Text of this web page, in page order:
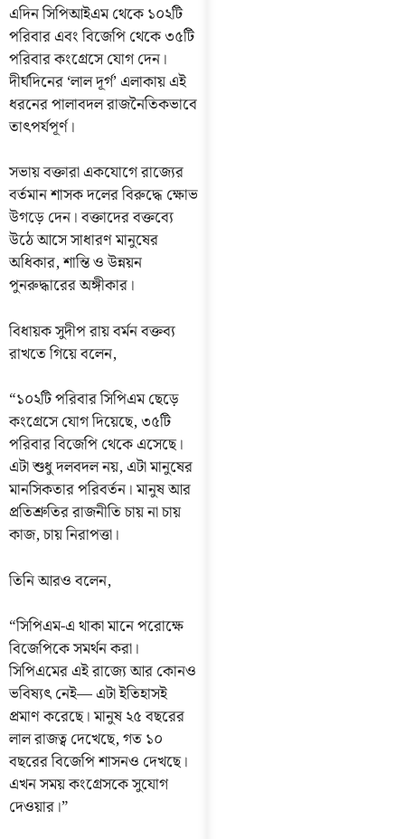
এদিন সিপিআইএম থেকে ১০২টি
পরিবার এবং বিজেপি থেকে ৩৫টি
পরিবার কংগ্রেসে যোগ দেন।
দীর্ঘদিনের ‘লাল দূর্গ’ এলাকায় এই
ধরনের পালাবদল রাজনৈতিকভাবে
তাৎপর্যপূর্ণ।
সভায় বক্তারা একযোগে রাজ্যের
বর্তমান শাসক দলের বিরুদ্ধে ক্ষোভ
উগড়ে দেন। বক্তাদের বক্তব্যে
উঠে আসে সাধারণ মানুষের
অধিকার, শান্তি ও উন্নয়ন
পুনরুদ্ধারের অঙ্গীকার।
বিধায়ক সুদীপ রায় বর্মন বক্তব্য
রাখতে গিয়ে বলেন,
“১০২টি পরিবার সিপিএম ছেড়ে
কংগ্রেসে যোগ দিয়েছে, ৩৫টি
পরিবার বিজেপি থেকে এসেছে।
এটা শুধু দলবদল নয়, এটা মানুষের
মানসিকতার পরিবর্তন। মানুষ আর
প্রতিশ্রুতির রাজনীতি চায় না চায়
কাজ, চায় নিরাপত্তা।
তিনি আরও বলেন,
“সিপিএম-এ থাকা মানে পরোক্ষে
বিজেপিকে সমর্থন করা।
সিপিএমের এই রাজ্যে আর কোনও
ভবিষ্যৎ নেই— এটা ইতিহাসই
প্রমাণ করেছে। মানুষ ২৫ বছরের
লাল রাজত্ব দেখেছে, গত ১০
বছরের বিজেপি শাসনও দেখছে।
এখন সময় কংগ্রেসকে সুযোগ
দেওয়ার।”